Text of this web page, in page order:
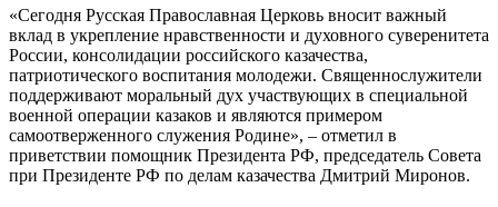
«Сегодня Русская Православная Церковь вносит важный
вклад в укрепление нравственности и духовного суверенитета
России, консолидации российского казачества,
патриотического воспитания молодежи. Священнослужители
поддерживают моральный дух участвующих в специальной
военной операции казаков и являются примером
самоотверженного служения Родине», – отметил в
приветствии помощник Президента РФ, председатель Совета
при Президенте РФ по делам казачества Дмитрий Миронов.